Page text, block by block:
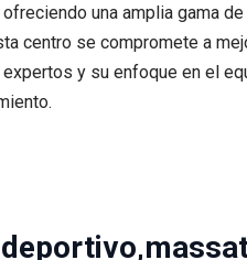
una amplia gama
centro se compromete a
y su enfoque en el